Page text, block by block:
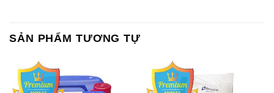
SẢN PHẨM TƯƠNG TỰ